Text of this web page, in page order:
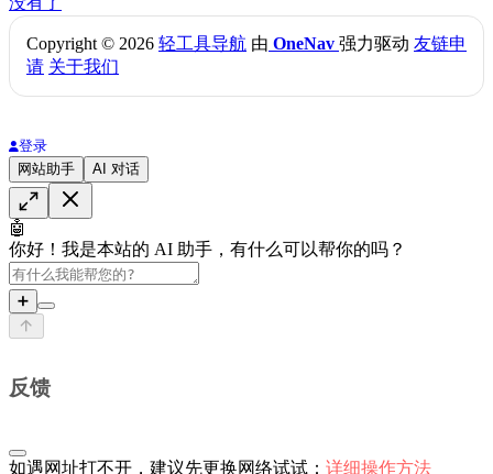
Copyright © 2026 轻工具导航 由 OneNav 强力驱动 友链申
请 关于我们
登录
网站助手
AI 对话
🤖
你好！我是本站的 AI 助手，有什么可以帮你的吗？
➕
反馈
如遇网址打不开，建议先更换网络试试： 详细操作方法